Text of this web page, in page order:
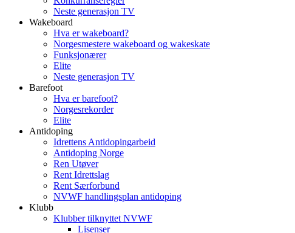
Neste generasjon TV
Wakeboard
Hva er wakeboard?
Norgesmestere wakeboard og wakeskate
Funksjonærer
Elite
Neste generasjon TV
Barefoot
Hva er barefoot?
Norgesrekorder
Elite
Antidoping
Idrettens Antidopingarbeid
Antidoping Norge
Ren Utøver
Rent Idrettslag
Rent Særforbund
NVWF handlingsplan antidoping
Klubb
Klubber tilknyttet NVWF
Lisenser